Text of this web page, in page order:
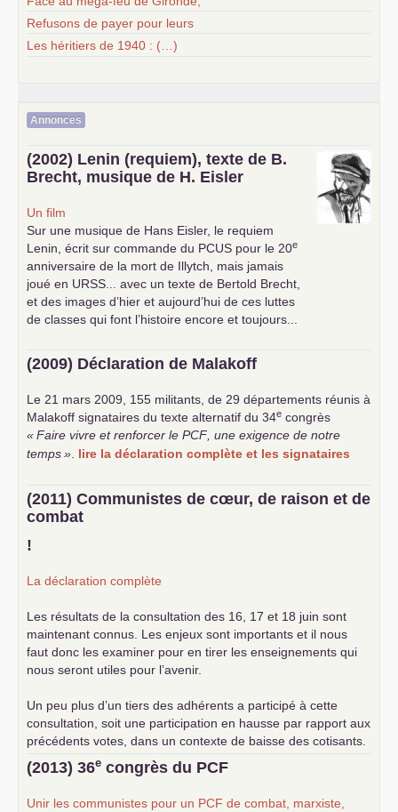
Refusons de payer pour leurs
Les héritiers de 1940 : (…)
Annonces
(2002) Lenin (requiem), texte de B.
Brecht, musique de H. Eisler
Un film
Sur une musique de Hans Eisler, le requiem
Lenin, écrit sur commande du PCUS pour le 20e
anniversaire de la mort de Illytch, mais jamais
joué en URSS ... avec un texte de Bertold Brecht,
et des images d’hier et aujourd’hui de ces luttes
de classes qui font l’histoire encore et toujours...
(2009) Déclaration de Malakoff
Le 21 mars 2009, 155 militants, de 29 départements réunis à
Malakoff signataires du texte alternatif du 34e congrès
«Faire vivre et renforcer le PCF , une exigence de notre
temps» lire la déclaration complète et les signataires
(2011) Communistes de cœur, de raison et de
combat
!
La déclaration complète
Les résultats de la consultation des 16, 17 et 18 juin sont
maintenant connus. Les enjeux sont importants et il nous
faut donc les examiner pour en tirer les enseignements qui
nous seront utiles pour l’avenir.
Un peu plus d’un tiers des adhérents a participé à cette
consultation, soit une participation en hausse par rapport aux
précédents votes, dans un contexte de baisse des cotisants.
... lire la suite
(2013) 36e congrès du PCF
Unir les communistes pour un PCF de combat, marxiste,